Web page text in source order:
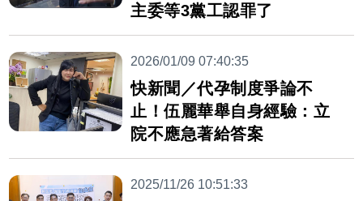
主委等3黨工認罪了
2026/01/09 07:40:35
快新聞／代孕制度爭論不
止！伍麗華舉自身經驗：立
院不應急著給答案
2025/11/26 10:51:33